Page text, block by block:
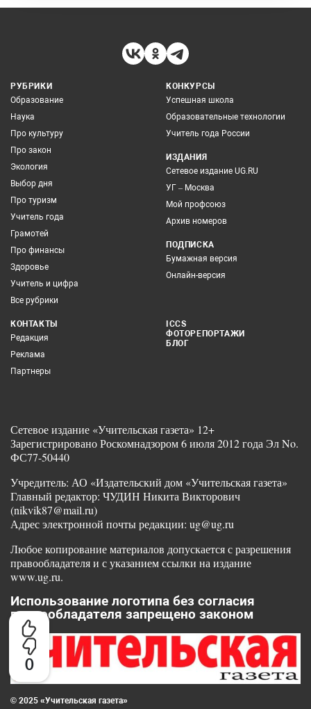
0
РУБРИКИ
Образование
Наука
Про культуру
Про закон
Экология
Выбор дня
Про туризм
Учитель года
Грамотей
Про финансы
Здоровье
Учитель и цифра
Все рубрики
КОНКУРСЫ
Успешная школа
Образовательные технологии
Учитель года России
ИЗДАНИЯ
Сетевое издание UG.RU
УГ – Москва
Мой профсоюз
Архив номеров
ПОДПИСКА
Бумажная версия
Онлайн-версия
КОНТАКТЫ
Редакция
Реклама
Партнеры
ICCS
ФОТОРЕПОРТАЖИ
БЛОГ
Сетевое издание «Учительская газета» 12+
Зарегистрировано Роскомнадзором 6 июля 2012 года Эл No.
ФС77-50440
Учредитель: АО «Издательский дом «Учительская газета»
Главный редактор: ЧУДИН Никита Викторович
(nikvik87@mail.ru)
Адрес электронной почты редакции: ug@ug.ru
Любое копирование материалов допускается с разрешения
правообладателя и с указанием ссылки на издание
www.ug.ru.
Использование логотипа без согласия
правообладателя запрещено законом
© 2025 «Учительская газета»